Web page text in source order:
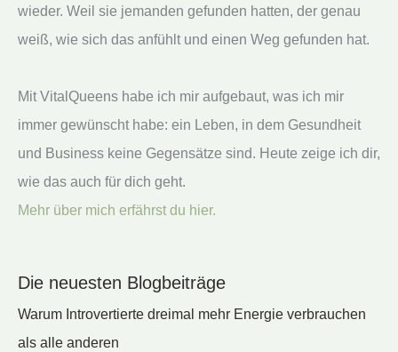
wieder. Weil sie jemanden gefunden hatten, der genau
weiß, wie sich das anfühlt und einen Weg gefunden hat.
Mit VitalQueens habe ich mir aufgebaut, was ich mir
immer gewünscht habe: ein Leben, in dem Gesundheit
und Business keine Gegensätze sind. Heute zeige ich dir,
wie das auch für dich geht.
Mehr über mich erfährst du hier.
Die neuesten Blogbeiträge
Warum Introvertierte dreimal mehr Energie verbrauchen
als alle anderen